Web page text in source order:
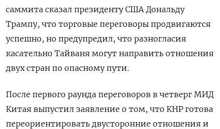
саммита сказал президенту США Дональду
‌Трампу, что торговые переговоры продвигаются
успешно, но предупредил, что разногласия
касательно Тайваня могут направить отношения
двух ​стран по опасному ​пути.
После ​первого раунда ⁠переговоров в четверг МИД
‌Китая выпустил заявление о том, ‌что КНР готова
переориентировать двусторонние отношения и